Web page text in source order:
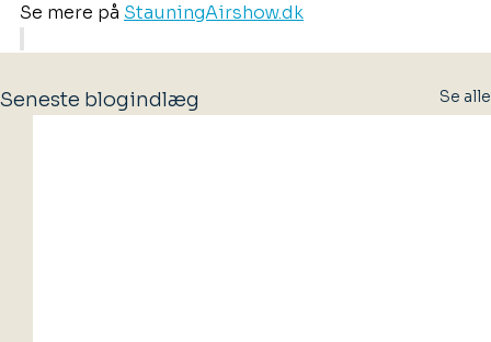
Se mere på StauningAirshow.dk
Seneste blogindlæg Se alle